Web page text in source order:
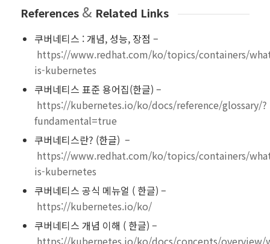
References & Related Links
쿠버네티스 : 개념, 성능, 장점 –
https://www.redhat.com/ko/topics/containers/
is-kubernetes
쿠버네티스 표준 용어집(한글) –
https://kubernetes.io/ko/docs/reference/glossary/?
fundamental=true
쿠버네티스란? (한글) –
https://www.redhat.com/ko/topics/containers/
is-kubernetes
쿠버네티스 공식 메뉴얼 ( 한글) –
https://kubernetes.io/ko/
쿠버네티스 개념 이해 ( 한글) –
https://kubernetes.io/ko/docs/concepts/overview/